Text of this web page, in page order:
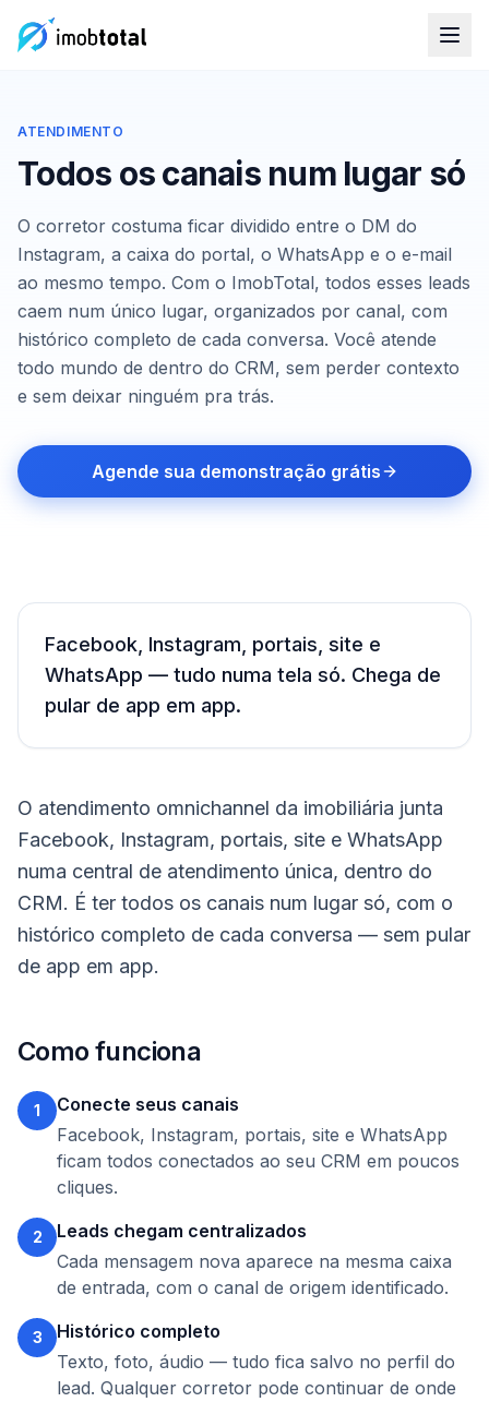
ATENDIMENTO
Todos os canais num lugar só
O corretor costuma ficar dividido entre o DM do
Instagram, a caixa do portal, o WhatsApp e o e-mail
ao mesmo tempo. Com o ImobTotal, todos esses leads
caem num único lugar, organizados por canal, com
histórico completo de cada conversa. Você atende
todo mundo de dentro do CRM, sem perder contexto
e sem deixar ninguém pra trás.
Agende sua demonstração grátis
Facebook, Instagram, portais, site e
WhatsApp — tudo numa tela só. Chega de
pular de app em app.
O atendimento omnichannel da imobiliária junta
Facebook, Instagram, portais, site e WhatsApp
numa central de atendimento única, dentro do
CRM. É ter todos os canais num lugar só, com o
histórico completo de cada conversa — sem pular
de app em app.
Como funciona
1
Conecte seus canais
Facebook, Instagram, portais, site e WhatsApp
ficam todos conectados ao seu CRM em poucos
cliques.
2
Leads chegam centralizados
Cada mensagem nova aparece na mesma caixa
de entrada, com o canal de origem identificado.
3
Histórico completo
Texto, foto, áudio — tudo fica salvo no perfil do
lead. Qualquer corretor pode continuar de onde